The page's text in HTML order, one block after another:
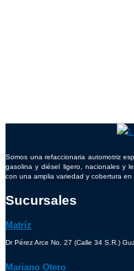
Somos una refaccionaria automotriz
gasolina y diésel ligero, nacionales y
con una amplia variedad y cobertura
Sucursales
Matríz
Dr Pérez Arce No. 27 (Calle 34 S.R.)
Mariano Otero